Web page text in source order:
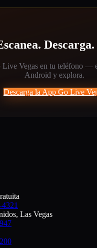
Descarga.
Live Vegas en tu teléfono —
Android y explora.
Descarga la App Go Live
Las Vegas